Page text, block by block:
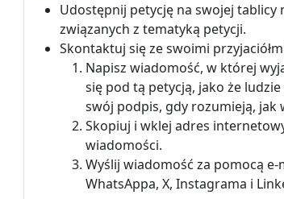
Udostępnij petycję na swojej tablicy
związanych z tematyką petycji.
Skontaktuj się ze swoimi
Napisz wiadomość, w której
się pod tą petycją, jako że ludzie
swój podpis, gdy rozumieją, jak
Skopiuj i wklej adres
wiadomości.
Wyślij wiadomość za pomocą e-
WhatsAppa, X, Instagrama i